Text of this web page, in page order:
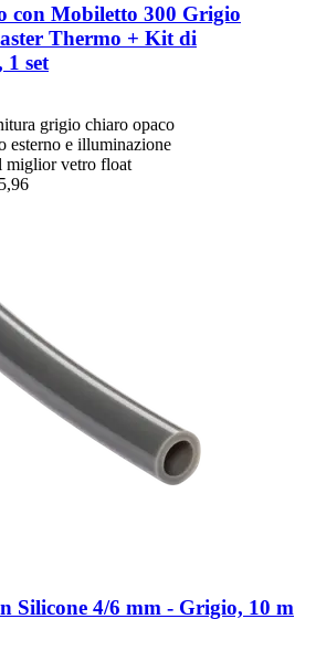
con Mobiletto 300 Grigio
Thermo + Kit di
set
grigio chiaro opaco
esterno e illuminazione
miglior vetro float
Silicone 4/6 mm -​ Grigio, 10 m